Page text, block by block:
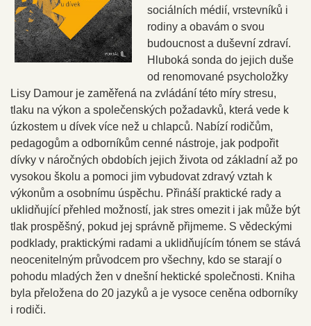
sociálních médií, vrstevníků i
rodiny a obavám o svou
budoucnost a duševní zdraví.
Hluboká sonda do jejich duše
od renomované psycholožky
Lisy Damour je zaměřená na zvládání této míry stresu,
tlaku na výkon a společenských požadavků, která vede k
úzkostem u dívek více než u chlapců. Nabízí rodičům,
pedagogům a odborníkům cenné nástroje, jak podpořit
dívky v náročných obdobích jejich života od základní až po
vysokou školu a pomoci jim vybudovat zdravý vztah k
výkonům a osobnímu úspěchu. Přináší praktické rady a
uklidňující přehled možností, jak stres omezit i jak může být
tlak prospěšný, pokud jej správně přijmeme. S vědeckými
podklady, praktickými radami a uklidňujícím tónem se stává
neocenitelným průvodcem pro všechny, kdo se starají o
pohodu mladých žen v dnešní hektické společnosti. Kniha
byla přeložena do 20 jazyků a je vysoce ceněna odborníky
i rodiči.